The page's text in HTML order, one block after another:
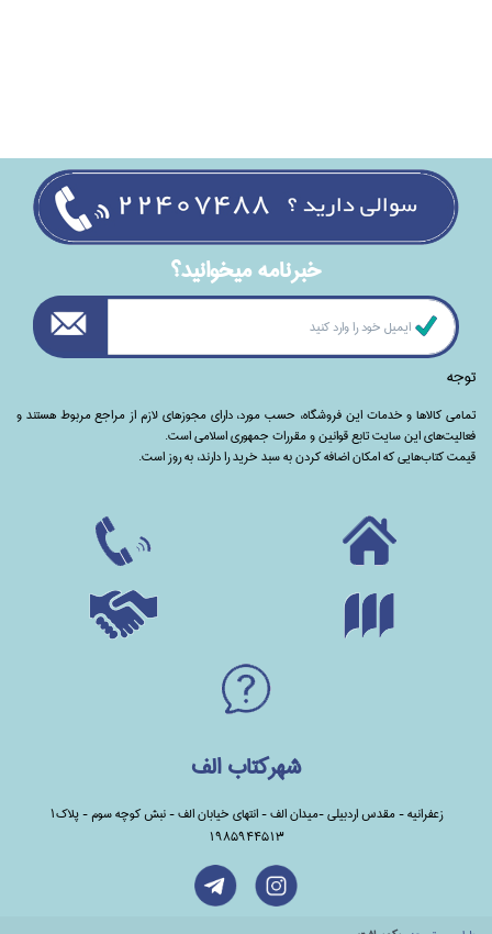
خبرنامه ميخوانيد؟
توجه
تمامی‌ کالاها و خدمات این فروشگاه، حسب مورد،‌ دارای مجوزهای لازم از مراجع مربوط هستند ‌و‌‌
فعالیت‌های این سایت تابع قوانین و مقررات جمهوری اسلامی است.
قیمت کتاب‌هایی که امکان اضافه کردن به سبد خرید را دارند،‌ به روز است.
شهرکتاب الف
زعفرانیه - مقدس اردبیلی -میدان الف - انتهای خیابان الف - نبش کوچه سوم - پلاک1
1985944513